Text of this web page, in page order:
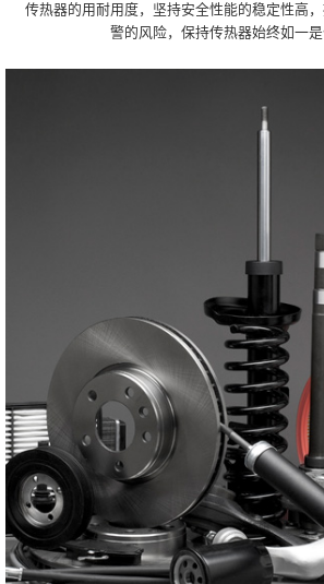
传热器的用耐用度，坚持安全性能的稳定性高
警的风险，保持传热器始终如一是